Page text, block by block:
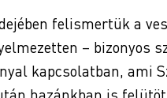
felismertük a
– bizonyos
kapcsolatban, ami